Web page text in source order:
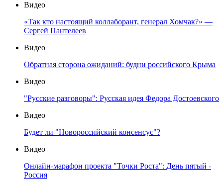
Видео
«Так кто настоящий коллаборант, генерал Хомчак?» —
Сергей Пантелеев
Видео
Обратная сторона ожиданий: будни российского Крыма
Видео
"Русские разговоры": Русская идея Федора Достоевского
Видео
Будет ли "Новороссийский консенсус"?
Видео
Онлайн-марафон проекта "Точки Роста": День пятый -
Россия